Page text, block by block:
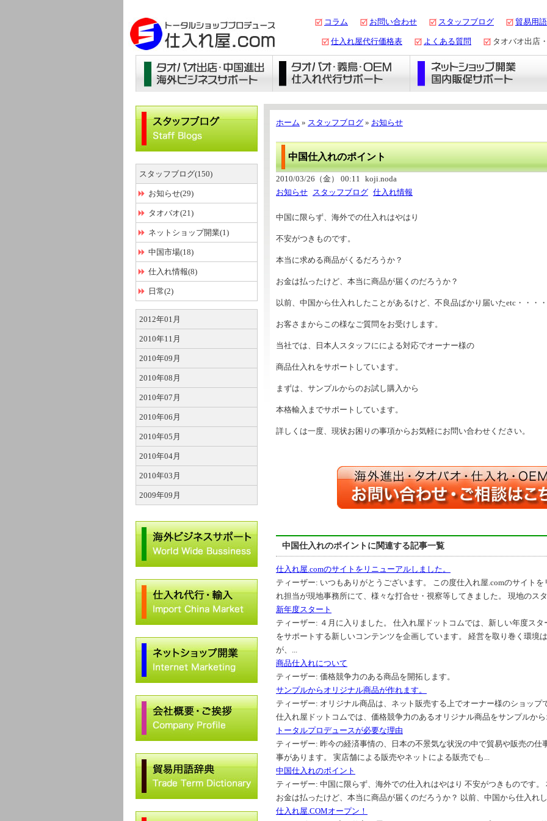
貿易用
スタッフブログ
お問い合わせ
コラム
タオバオ出店
よくある質問
仕入れ屋代行価格表
ホーム » スタッフブログ » お知らせ
中国仕入れのポイント
2010/03/26（金） 00:11
koji.noda
お知らせ
スタッフブログ 仕入れ情報
中国に限らず、海外での仕入れはやはり
不安がつきものです。
本当に求める商品がくるだろうか？
お金は払ったけど、本当に商品が届くのだろうか？
以前、中国から仕入れしたことがあるけど、不良品ばかり届いたetc・・・・
お客さまからこの様なご質問をお受けします。
当社では、日本人スタッフにによる対応でオーナー様の
商品仕入れをサポートしています。
まずは、サンプルからのお試し購入から
本格輸入までサポートしています。
詳しくは一度、現状お困りの事項からお気軽にお問い合わせください。
中国仕入れのポイントに関連する記事一覧
仕入れ屋.comのサイトをリニューアルしました。
ティーザー: いつもありがとうございます。 この度仕入れ屋.comのサイト
れ担当が現地事務所にて、様々な打合せ・視察等してきました。 現地のス
新年度スタート
ティーザー: ４月に入りました。 仕入れ屋ドットコムでは、新しい年度ス
をサポートする新しいコンテンツを企画しています。 経営を取り巻く環境
が、...
商品仕入れについて
ティーザー: 価格競争力のある商品を開拓します。
サンプルからオリジナル商品が作れます。
ティーザー: オリジナル商品は、ネット販売する上でオーナー様のショップ
仕入れ屋ドットコムでは、価格競争力のあるオリジナル商品をサンプルか
トータルプロデュースが必要な理由
ティーザー: 昨今の経済事情の、日本の不景気な状況の中で貿易や販売の仕
事があります。 実店舗による販売やネットによる販売でも...
中国仕入れのポイント
ティーザー: 中国に限らず、海外での仕入れはやはり 不安がつきものです
お金は払ったけど、本当に商品が届くのだろうか？ 以前、中国から仕入れ
仕入れ屋.COMオープン！
スタッフブログ(150)
お知らせ(29)
タオバオ(21)
ネットショップ開業(1)
中国市場(18)
仕入れ情報(8)
日常(2)
2012年01月
2010年11月
2010年09月
2010年08月
2010年07月
2010年06月
2010年05月
2010年04月
2010年03月
2009年09月